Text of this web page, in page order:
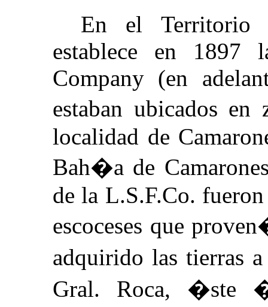
En el Territorio
establece en 1897
Company (en
estaban ubicados
localidad de
Bah�a de
de la L.S.F.Co.
escoceses que
adquirido las tierras
Gral. Roca, �ste